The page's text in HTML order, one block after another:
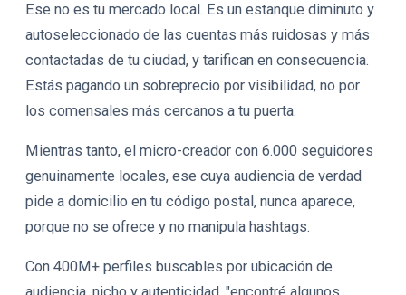
Ese no es tu mercado local. Es un estanque diminuto y
autoseleccionado de las cuentas más ruidosas y más
contactadas de tu ciudad, y tarifican en consecuencia.
Estás pagando un sobreprecio por visibilidad, no por
los comensales más cercanos a tu puerta.
Mientras tanto, el micro-creador con 6.000 seguidores
genuinamente locales, ese cuya audiencia de verdad
pide a domicilio en tu código postal, nunca aparece,
porque no se ofrece y no manipula hashtags.
Con 400M+ perfiles buscables por ubicación de